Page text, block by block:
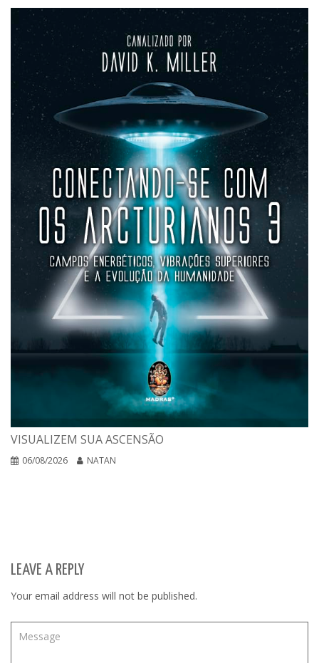
VISUALIZEM SUA ASCENSÃO
06/08/2026 NATAN
LEAVE A REPLY
Your email address will not be published.